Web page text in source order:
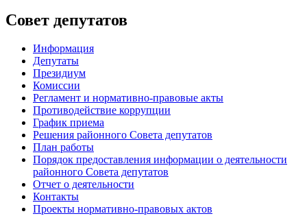
Совет депутатов
Информация
Депутаты
Президиум
Комиссии
Регламент и нормативно-правовые акты
Противодействие коррупции
График приема
Решения районного Совета депутатов
План работы
Порядок предоставления информации о деятельности
районного Совета депутатов
Отчет о деятельности
Контакты
Проекты нормативно-правовых актов